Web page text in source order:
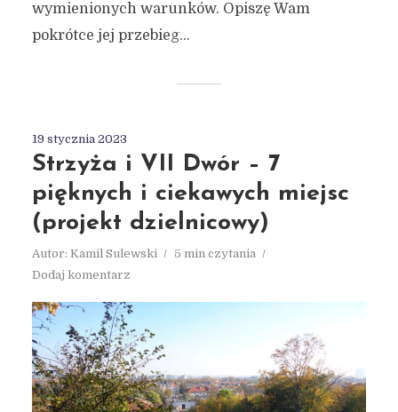
wymienionych warunków. Opiszę Wam
pokrótce jej przebieg...
19 stycznia 2023
Strzyża i VII Dwór – 7
pięknych i ciekawych miejsc
(projekt dzielnicowy)
Autor: Kamil Sulewski
5 min czytania
Dodaj komentarz